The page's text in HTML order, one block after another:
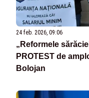
24 feb. 2026, 09:06
„Reformele
PROTEST de
Bolojan